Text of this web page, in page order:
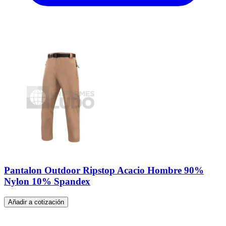
Pantalon Outdoor Ripstop Acacio Hombre 90%
Nylon 10% Spandex
Añadir a cotización